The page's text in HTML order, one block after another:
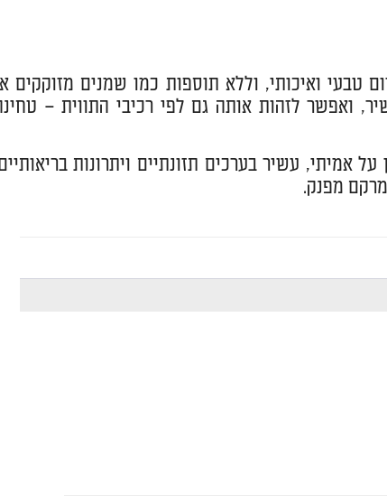
ואיכותי, וללא תוספות כמו שמנים מזוקקים
ואפשר לזהות אותה גם לפי רכיבי התווית –
אמיתי, עשיר בערכים תזונתיים ויתרונות
מפנק.